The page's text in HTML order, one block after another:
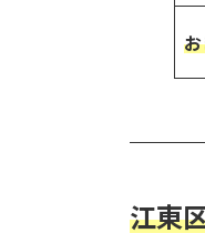
江東